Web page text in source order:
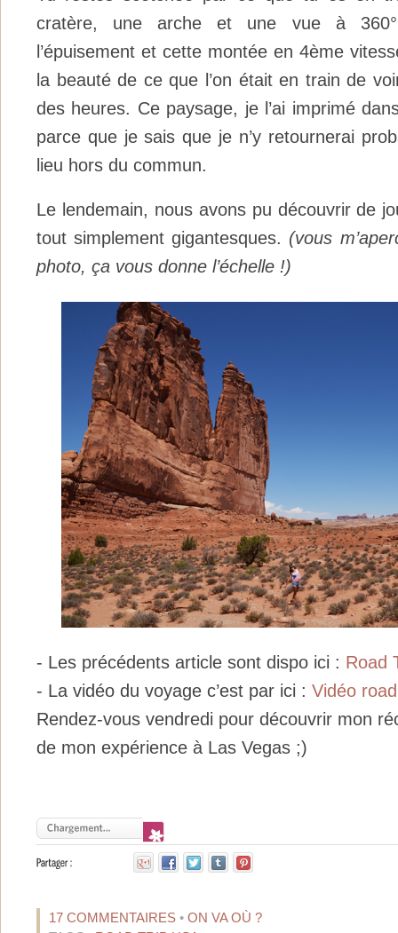
cratère, une arche et une vue à
l’épuisement et cette montée en 4ème
la beauté de ce que l’on était en train de
des heures. Ce paysage, je l’ai imprimé
parce que je sais que je n’y retournerai
lieu hors du commun.
Le lendemain, nous avons pu découvrir de
tout simplement gigantesques. (vous
photo, ça vous donne l’échelle !)
- Les précédents article sont dispo ici : Road
- La vidéo du voyage c’est par ici : Vidéo
Rendez-vous vendredi pour découvrir mon
de mon expérience à Las Vegas ;)
17 COMMENTAIRES • ON VA OÙ ?